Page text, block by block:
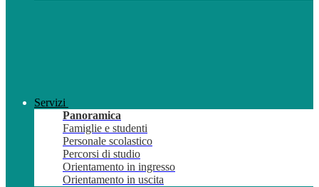
Servizi
Panoramica
Famiglie e studenti
Personale scolastico
Percorsi di studio
Orientamento in ingresso
Orientamento in uscita